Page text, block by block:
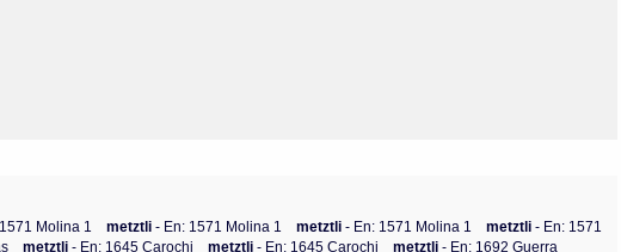
Molina 1 metztli- En: 1571 Molina 1 metztli- En: 1571 Molina 1 metztli- En: 1571
metztli- En: 1645 Carochi metztli- En: 1645 Carochi metztli- En: 1692 Guerra